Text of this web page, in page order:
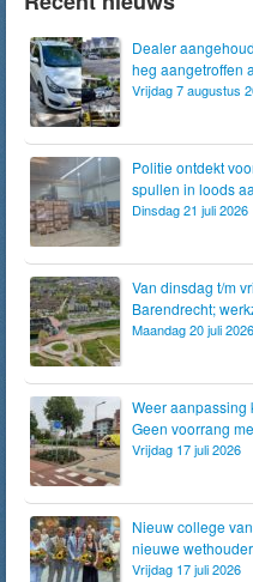
Dealer
heg aangetroffen
Vrijdag 7 augustus
Politie ontdekt
spullen in loods
Dinsdag 21 juli 2026
Van dinsdag t/m
Barendrecht;
Maandag 20 juli 2026
Weer aanpassing
Geen voorrang
Vrijdag 17 juli 2026
Nieuw college
nieuwe
Vrijdag 17 juli 2026